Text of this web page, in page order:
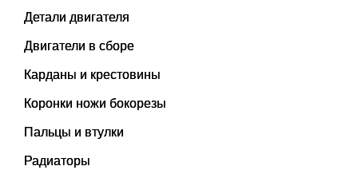
Детали двигателя
Двигатели в сборе
Карданы и крестовины
Коронки ножи бокорезы
Пальцы и втулки
Радиаторы